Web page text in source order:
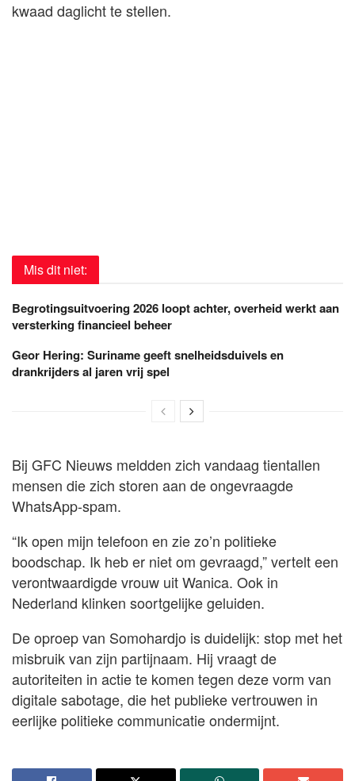
kwaad daglicht te stellen.
Mis dit niet:
Begrotingsuitvoering 2026 loopt achter, overheid werkt aan
versterking financieel beheer
Geor Hering: Suriname geeft snelheidsduivels en
drankrijders al jaren vrij spel
Bij GFC Nieuws meldden zich vandaag tientallen
mensen die zich storen aan de ongevraagde
WhatsApp-spam.
“Ik open mijn telefoon en zie zo’n politieke
boodschap. Ik heb er niet om gevraagd,” vertelt een
verontwaardigde vrouw uit Wanica. Ook in
Nederland klinken soortgelijke geluiden.
De oproep van Somohardjo is duidelijk: stop met het
misbruik van zijn partijnaam. Hij vraagt de
autoriteiten in actie te komen tegen deze vorm van
digitale sabotage, die het publieke vertrouwen in
eerlijke politieke communicatie ondermijnt.